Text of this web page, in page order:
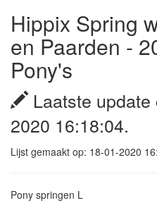
Hippix Spring
en Paarden -
Pony's
Laatste
2020 16:18:04.
Lijst gemaakt op: 18-01-2020
Pony springen L